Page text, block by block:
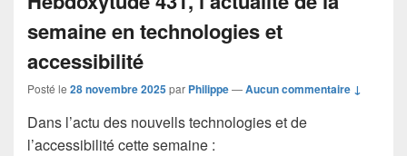
semaine en technologies et
accessibilité
Posté le 28 novembre 2025par Philippe—Aucun commentaire ↓
Dans l’actu des nouvells technologies et de
l’accessibilité cette semaine :